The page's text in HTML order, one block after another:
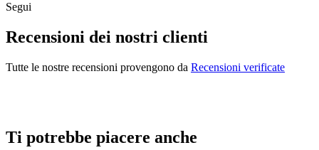
Segui
Recensioni dei nostri clienti
Tutte le nostre recensioni provengono da Recensioni verificate
Ti potrebbe piacere anche